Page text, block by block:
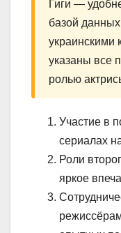
Гиги —
базой
украинскими
указаны все
ролью
Участие в
сериалах
Роли
яркое